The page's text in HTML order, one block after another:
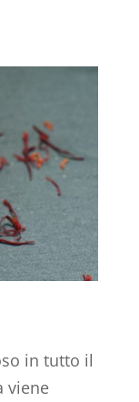
in tutto il
viene